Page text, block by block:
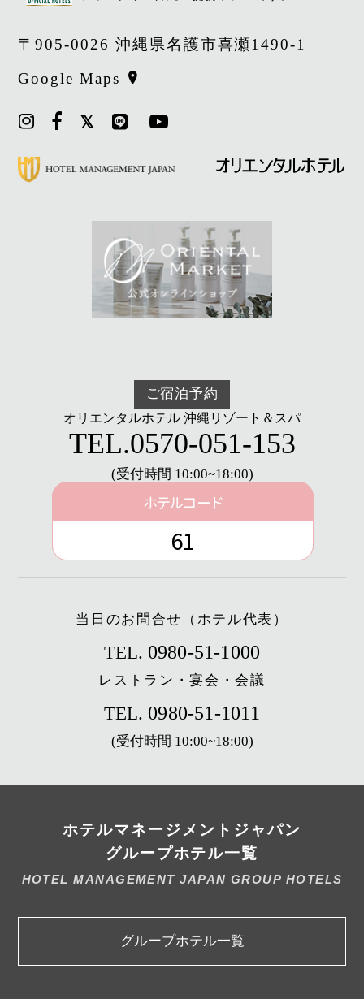
〒905-0026 沖縄県名護市喜瀬1490-1
Google Maps
ご宿泊予約
オリエンタルホテル 沖縄リゾート＆スパ
TEL.0570-051-153
(受付時間 10:00~18:00)
ホテルコード
61
当日のお問合せ（ホテル代表）
TEL. 0980-51-1000
レストラン・宴会・会議
TEL. 0980-51-1011
(受付時間 10:00~18:00)
ホテルマネージメントジャパン
グループホテル一覧
HOTEL MANAGEMENT JAPAN GROUP HOTELS
グループホテル一覧